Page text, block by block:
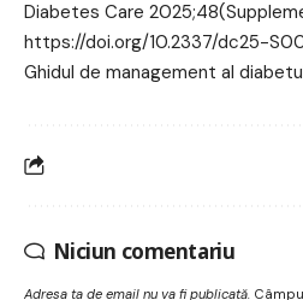
Diabetes Care
https://doi.org/10.2337/dc25-
Ghidul de management al
Niciun comentariu
Adresa ta de email nu va fi publicată.